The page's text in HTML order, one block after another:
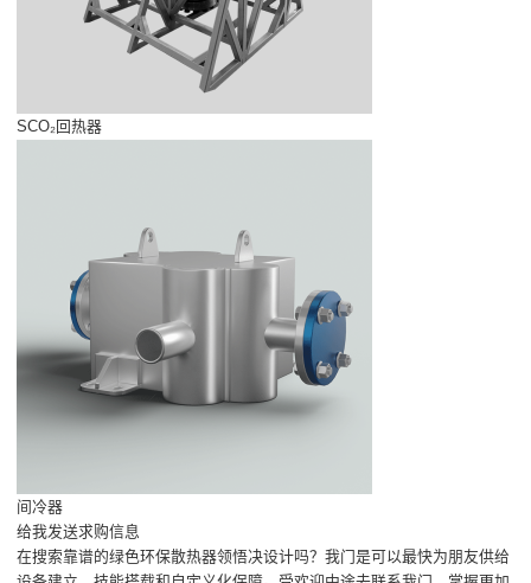
SCO₂回热器
间冷器
给我发送求购信息
在搜索靠谱的绿色环保散热器领悟决设计吗？我门是可以最快为朋友供给